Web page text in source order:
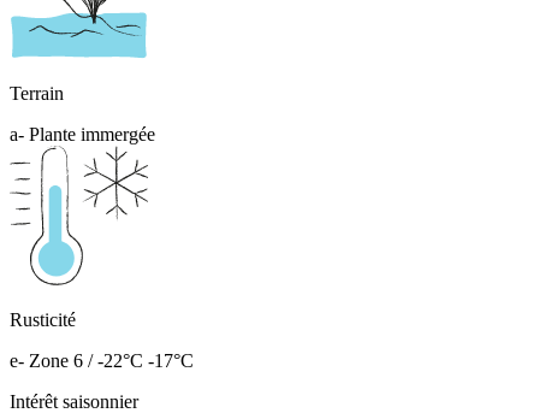
Terrain
a- Plante immergée
Rusticité
e- Zone 6 / -22°C -17°C
Intérêt saisonnier